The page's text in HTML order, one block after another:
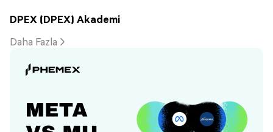
DPEX (DPEX) Akademi
Daha Fazla